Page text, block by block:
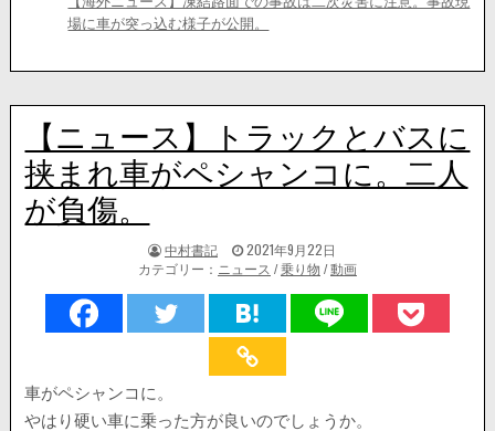
場に車が突っ込む様子が公開。
【ニュース】トラックとバスに
挟まれ車がペシャンコに。二人
が負傷。
著
者:
中村書記
掲
載
日：
2021年9月22日
カテゴリー： ニュース /乗り物 /動画
車がペシャンコに。
やはり硬い車に乗った方が良いのでしょうか。